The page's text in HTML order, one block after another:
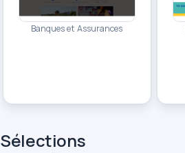
Banques et Assurances
Sélections